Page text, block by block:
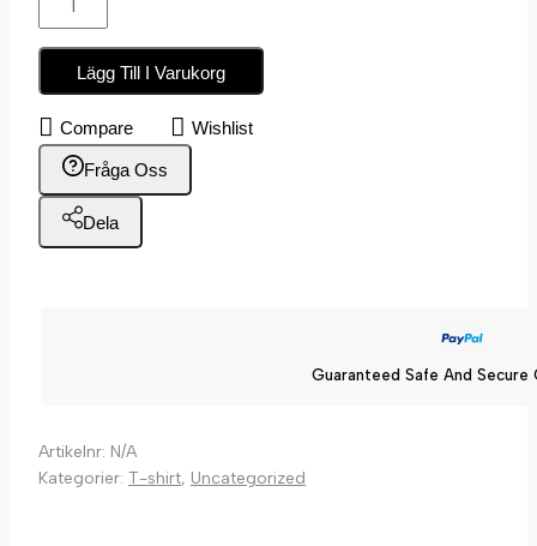
Lägg Till I Varukorg
Compare Wishlist
Fråga Oss
Dela
Guaranteed Safe And Secure
Artikelnr: N/A
Kategorier: T-shirt, Uncategorized